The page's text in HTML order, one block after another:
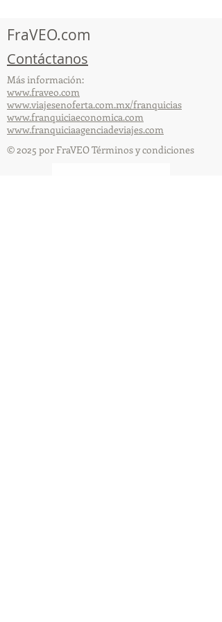
FraVEO.com
Contáctanos
Más información:
www.fraveo.com
www.viajesenoferta.com.mx/franquicias
www.franquiciaeconomica.com
www.franquiciaagenciadeviajes.com
© 2025 por FraVEO Términos y condiciones